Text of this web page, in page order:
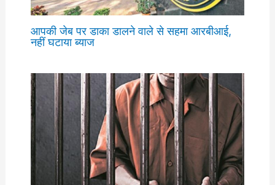
आपकी जेब पर डाका डालने वाले से सहमा आरबीआई,
नहीं घटाया ब्याज